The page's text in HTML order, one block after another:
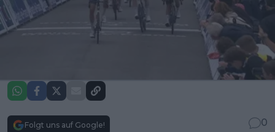
Folgt uns auf Google!
0